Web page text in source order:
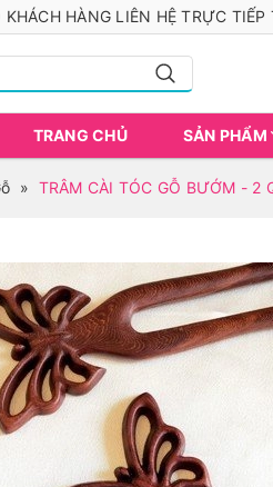
HÀNG LIÊN HỆ TRỰC TIẾP
TRANG CHỦ SẢN PHẨM
» TRÂM CÀI TÓC GỖ BƯỚM - 2